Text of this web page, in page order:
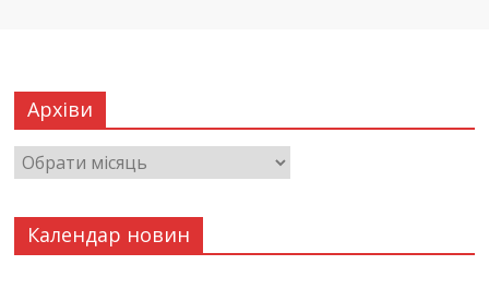
Архіви
Календар новин